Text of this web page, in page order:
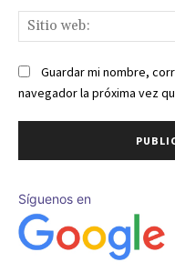
Guardar mi nombre,
navegador la próxima vez
Síguenos en